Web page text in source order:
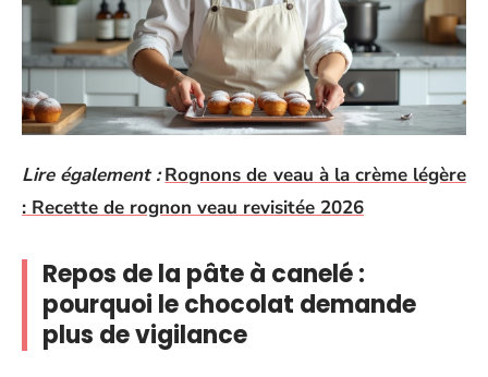
Lire également : Rognons de veau à la crème légère
: Recette de rognon veau revisitée 2026
Repos de la pâte à canelé :
pourquoi le chocolat demande
plus de vigilance